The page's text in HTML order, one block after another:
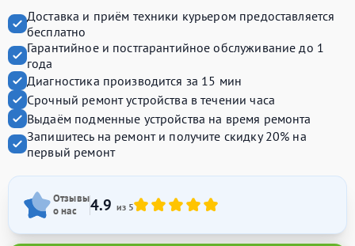
Доставка и приём техники курьером предоставляется
бесплатно
Гарантийное и постгарантийное обслуживание до 1
года
Диагностика производится за 15 мин
Срочный ремонт устройства в течении часа
Выдаём подменные устройства на время ремонта
Запишитесь на ремонт и получите скидку 20% на
первый ремонт
Отзывы
о нас
4.9 из 5